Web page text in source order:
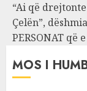
“Ai që
Çelën”,
PERSONAT që
MOS I